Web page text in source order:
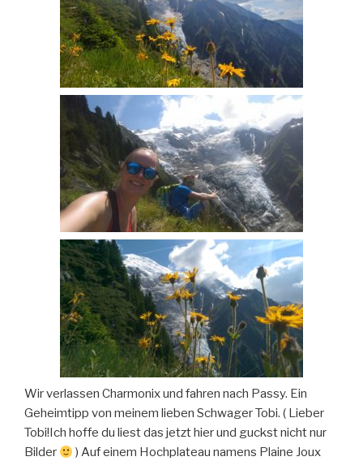
Wir verlassen Charmonix und fahren nach Passy. Ein
Geheimtipp von meinem lieben Schwager Tobi. ( Lieber
Tobi!Ich hoffe du liest das jetzt hier und guckst nicht nur
Bilder
) Auf einem Hochplateau namens Plaine Joux